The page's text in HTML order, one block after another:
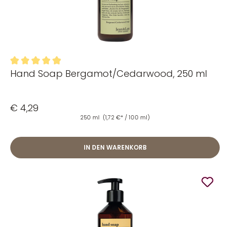
Durchschnittliche Bewertung von 4.88 von 5 Sternen
Hand Soap Bergamot/Cedarwood, 250 ml
€ 4,29
250 ml (1,72 €* / 100 ml)
IN DEN WARENKORB